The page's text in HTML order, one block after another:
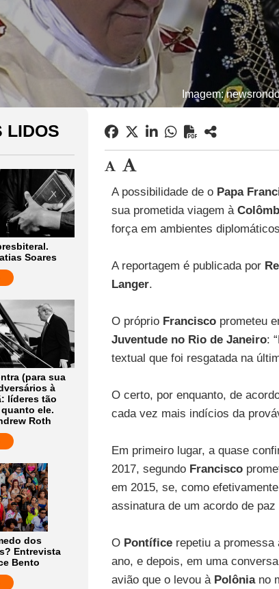
Imagem:
LIDOS
Soares
(para sua
à
líderes tão
ele.
Roth
dos
Entrevista
Bento
A possibilidade de o Papa
sua prometida viagem à
força em ambientes
A reportagem é publicada por
Langer.
O próprio Franciscoprometeu
Juventude no Rio de Janeiro:
textual que foi resgatada na
O certo, por enquanto, de
cada vez mais indícios da
Em primeiro lugar, a quase
2017, segundo Francisco
em 2015, se, como
assinatura de um acordo de
O Pontíficerepetiu a promessa
ano, e depois, em uma
avião que o levou à Polôniano